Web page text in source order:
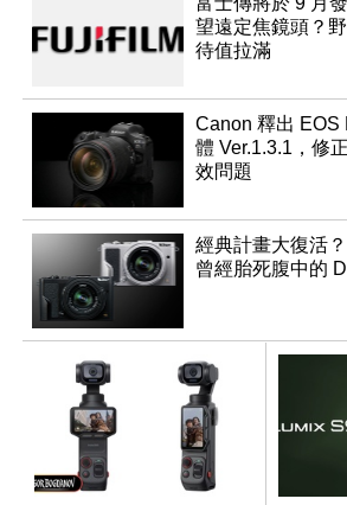
望遠定焦鏡頭？
待值拉滿
Canon 釋出 EOS
體 Ver.1.3.1，修
效問題
經典計畫大復活
曾經胎死腹中的